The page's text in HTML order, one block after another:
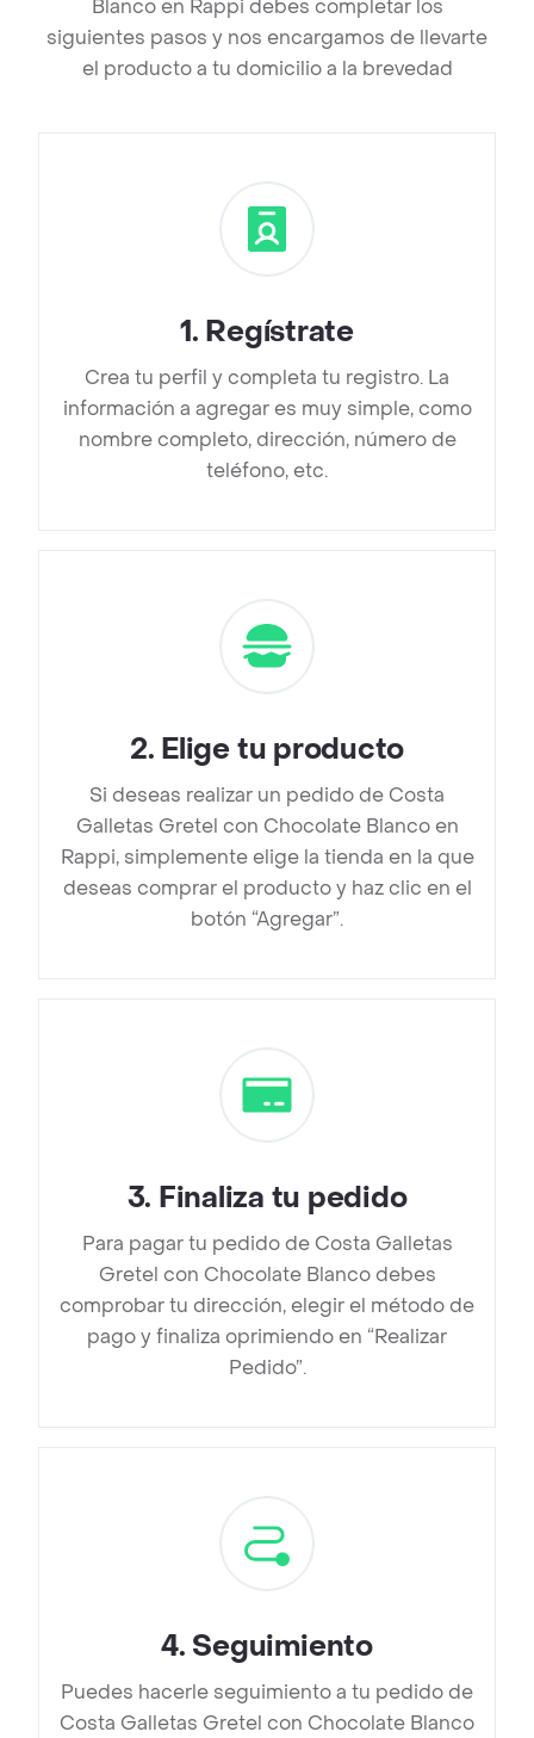
Blanco en Rappi debes completar los
siguientes pasos y nos encargamos de llevarte
el producto a tu domicilio a la brevedad
1. Regístrate
Crea tu perfil y completa tu registro. La
información a agregar es muy simple, como
nombre completo, dirección, número de
teléfono, etc.
2. Elige tu producto
Si deseas realizar un pedido de Costa
Galletas Gretel con Chocolate Blanco en
Rappi, simplemente elige la tienda en la que
deseas comprar el producto y haz clic en el
botón “Agregar”.
3. Finaliza tu pedido
Para pagar tu pedido de Costa Galletas
Gretel con Chocolate Blanco debes
comprobar tu dirección, elegir el método de
pago y finaliza oprimiendo en “Realizar
Pedido”.
4. Seguimiento
Puedes hacerle seguimiento a tu pedido de
Costa Galletas Gretel con Chocolate Blanco